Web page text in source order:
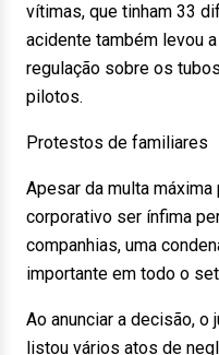
vítimas, que tinham 33
acidente também levou
regulação sobre os
pilotos.
Protestos de familiares
Apesar da multa
corporativo ser ínfima
companhias, uma
importante em todo o
Ao anunciar a decisão,
listou vários atos de